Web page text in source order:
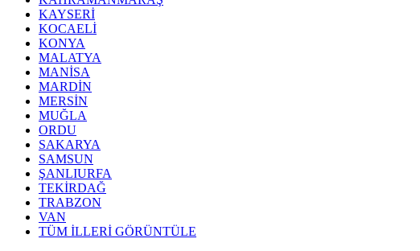
KAYSERİ
KOCAELİ
KONYA
MALATYA
MANİSA
MARDİN
MERSİN
MUĞLA
ORDU
SAKARYA
SAMSUN
ŞANLIURFA
TEKİRDAĞ
TRABZON
VAN
TÜM İLLERİ GÖRÜNTÜLE